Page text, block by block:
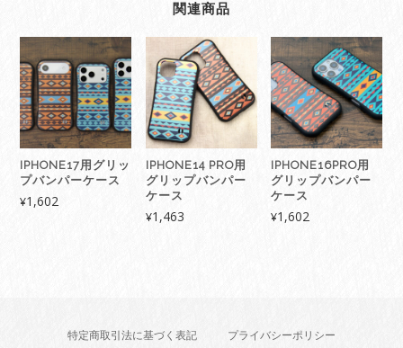
関連商品
IPHONE17用グリッ
プバンパーケース
¥1,602
IPHONE14 PRO用
グリップバンパー
ケース
¥1,463
IPHONE16PRO用
グリップバンパー
ケース
¥1,602
特定商取引法に基づく表記
プライバシーポリシー